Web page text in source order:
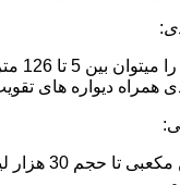
:
انواع تک لایه،دولایه و سه لایه که قابل تولید می باشد.
دیواره های
تولید